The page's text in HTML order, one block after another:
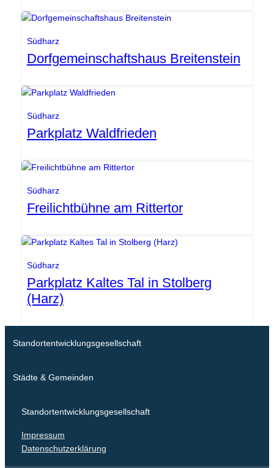
Südharz
Dorfgemeinschaftshaus Breitenstein
Südharz
Parkplatz Waldfrieden
Südharz
Freilichtbühne am Rittertor
Südharz
Parkplatz Kaltes Tal in Stolberg
(Harz)
Standortentwicklungsgesellschaft
Städte & Gemeinden
Standortentwicklungsgesellschaft
Impressum
Datenschutzerklärung